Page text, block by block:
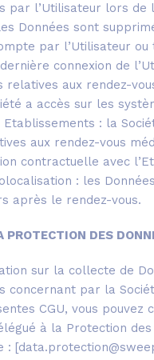
par l’Utilisateur lors de
Données sont
par l’Utilisateur ou
connexion de
relatives aux rendez-
a accès sur les
Etablissements : la
aux rendez-vous
contractuelle avec
: les
après le rendez-vous.
PROTECTION DES
sur la collecte de
concernant par la
CGU, vous pouvez
à la Protection des
: